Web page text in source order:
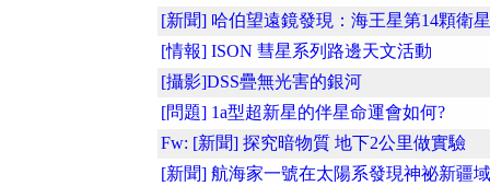
[新聞] 哈伯望遠鏡發現：海王星第14顆衛星
[情報] ISON 彗星系列路邊天文活動
[攝影]DSS疊無光害的銀河
[問題] 1a型超新星的伴星命運會如何?
Fw: [新聞] 探究暗物質 地下2公里做實驗
[新聞] 航海家一號在太陽系發現神祕新疆域